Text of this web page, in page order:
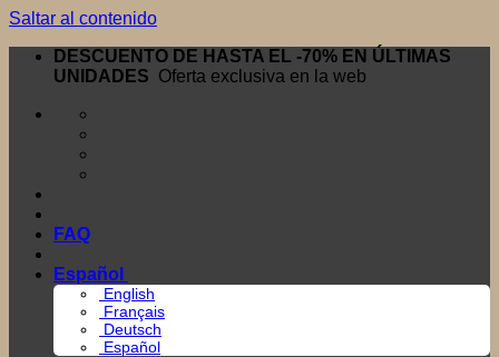
Saltar al contenido
DESCUENTO DE HASTA EL -70% EN ÚLTIMAS
UNIDADES Oferta exclusiva en la web
FAQ
Español
English
Français
Deutsch
Español